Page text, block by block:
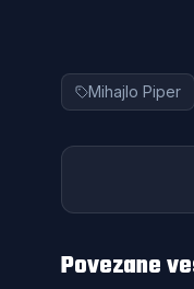
Mihajlo Piper
Povezane